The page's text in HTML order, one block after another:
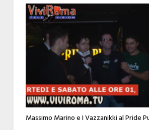
Massimo Marino e I Vazzanikki al Pride